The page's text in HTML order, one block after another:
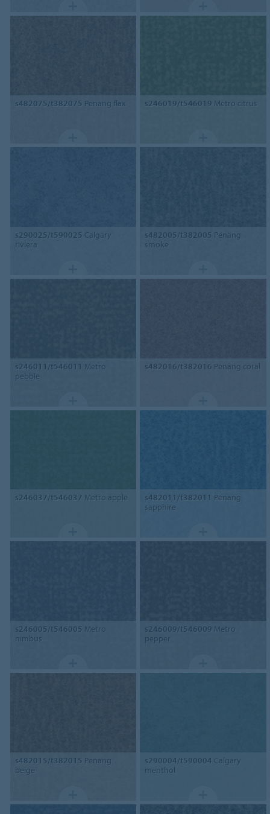
s482075/t382075 Penang flax s246019/t546019 Metro citrus
s290025/t590025 Calgary
riviera
s482005/t382005 Penang
smoke
s246011/t546011 Metro
pebble
s482016/t382016 Penang coral
s246037/t546037 Metro apple s482011/t382011 Penang
sapphire
s246005/t546005 Metro
nimbus
s246009/t546009 Metro
pepper
s482015/t382015 Penang
beige
s290004/t590004 Calgary
menthol